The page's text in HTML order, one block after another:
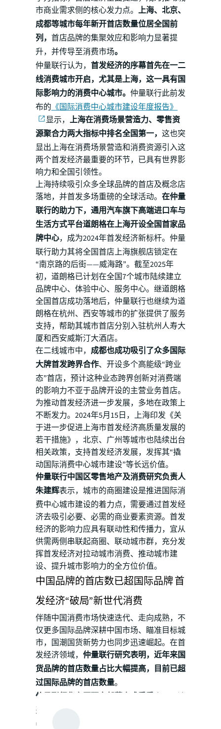
市商业需求侧的核心发力点。 上海、北京、
成都等城市每年新开首店数量位居全国前
列， 首店品牌的集聚效应和影响力显著提
升，并传导至消费市场。
仲量联行认为， 首发经济的序幕首先在一二
线消费城市开启，尤其是上海，这一具有国
际影响力的消费中心城市。 仲量联行此前发
布的 《国际消费中心城市建设年度报告》
显示， 上海在消费场景营造力、零售资
源聚合力两大指标中排名全国第一， 这也突
显出上海在消费场景营造和消费资源引入这
两个首发经济最重要的环节，已具有世界影
响力和全国引领性。
上海持续吸引众多全球品牌的首店及概念店
落地，并首发多场重磅的全球活动。 在仲量
联行的助力下，通用汽车旗下高端进口车与
生活方式平台道朗格在上海开设全国首家品
牌中心，成为2024年首发经济新标杆。仲量
联行助力其将全国首店上海旗舰店锁定在
“南京路的后街——威海路”。截至2025年
初，道朗格已计划在全国7个城市陆续建立
品牌中心、体验中心、服务中心。继道朗格
全国首店成功落地后，仲量联行也继续为道
朗格在杭州、西安等城市的扩张提供了服务
支持，帮助其城市首店分别入驻杭州人寿大
厦和西安威斯汀大酒店。
在二线城市中， 成都也成功吸引了众多国际
大牌首发跨界合作、开设多个高能级“跨业
态”首店，预计这种业态跨界创新对消费端
的影响力不亚于品牌开设的主营业务首店。
为推动首发经济进一步发展，多地在政策上
不断发力。2024年5月15日，上海印发《关
于进一步促进上海市首发经济高质量发展的
若干措施》，北京、广州等城市也陆续出台
相关政策，支持首发经济发展，发挥其“撬
动国际消费中心城市建设”等长远价值。
仲量联行中国区零售地产及消费研究负责人
朱建辉表示，城市的商圈建设是推进国际消
费中心城市建设的着力点，需要通过首发经
济去吸引必要、必需的商业要素资源。首发
经济的影响力应具有联动性和传播力，宜从
供需两侧串联起商圈、联动城市群，充分发
挥首发经济对拉动城市消费、推动城市建
设、提升城市影响力的全方位价值。
中国品牌的首店数已超国际品牌 首
发经济“破局”新世代消费
伴随中国消费市场快速迭代、走向成熟，不
仅更多国际品牌深耕中国市场、瞄准目标城
市，国潮国货新势力也同步迅速崛起。在首
发经济领域， 仲量联行研究表明，近年来国
货品牌的首店数量占比大幅提高，目前已超
过国际品牌的首店数量。
仲量联行华东区研究部董事盛秀秀
费产业的高质量发展正构筑起中国品牌“走
出去”的底气。首发经济，发布的不只是商